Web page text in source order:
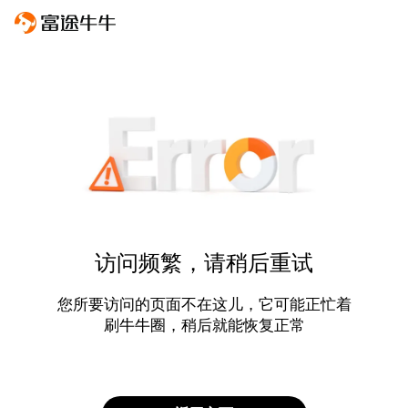
访问频繁，请稍后重试
您所要访问的页面不在这儿，它可能正忙着
刷牛牛圈，稍后就能恢复正常